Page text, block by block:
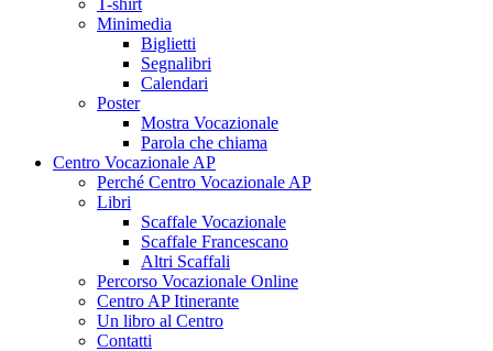
Minimedia
Biglietti
Segnalibri
Calendari
Poster
Mostra Vocazionale
Parola che chiama
Centro Vocazionale AP
Perché Centro Vocazionale AP
Libri
Scaffale Vocazionale
Scaffale Francescano
Altri Scaffali
Percorso Vocazionale Online
Centro AP Itinerante
Un libro al Centro
Contatti